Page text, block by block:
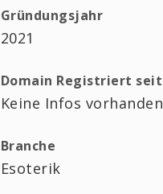
Gründungsjahr
2021
Domain Registriert seit
Keine Infos vorhanden
Branche
Esoterik